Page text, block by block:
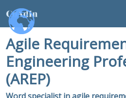
Agile
Engineering
(AREP)